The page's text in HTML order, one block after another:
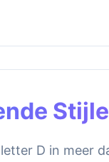
D in meer